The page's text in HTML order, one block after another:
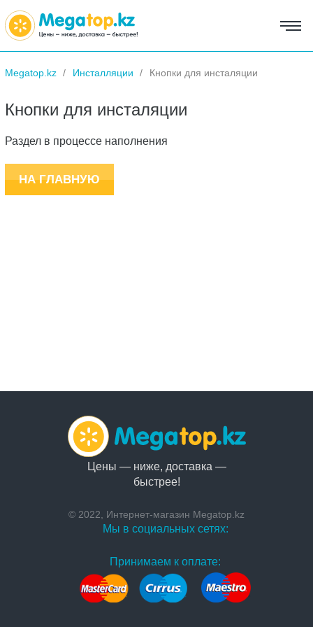
Megatop.kz Инсталляции Кнопки для инсталяции
Кнопки для инсталяции
Раздел в процессе наполнения
НА ГЛАВНУЮ
Цены — ниже, доставка —
быстрее!
© 2022, Интернет-магазин Megatop.kz
Мы в социальных сетях:
Принимаем к оплате: